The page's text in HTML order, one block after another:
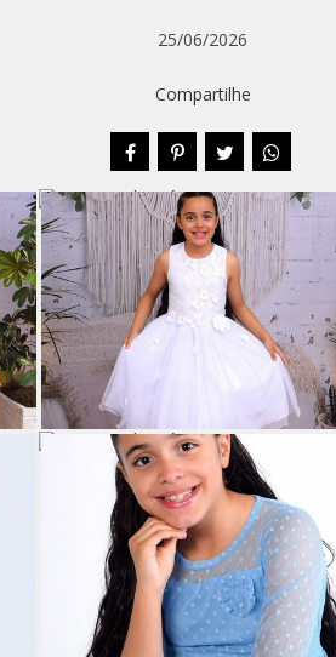
25/06/2026
Compartilhe